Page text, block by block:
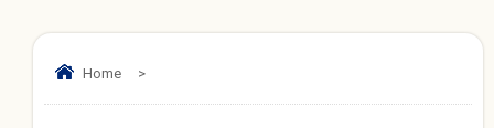
Home >